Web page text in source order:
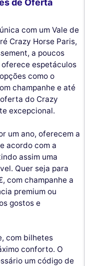
de Oferta
com um Vale de
Crazy Horse Paris,
a poucos
oferece espetáculos
como o
champanhe e até
do Crazy
excepcional.
um ano, oferecem a
acordo com a
assim uma
Quer seja para
com champanhe a
premium ou
gostos e
com bilhetes
conforto. O
um código de